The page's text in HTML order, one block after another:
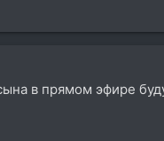
в прямом эфире